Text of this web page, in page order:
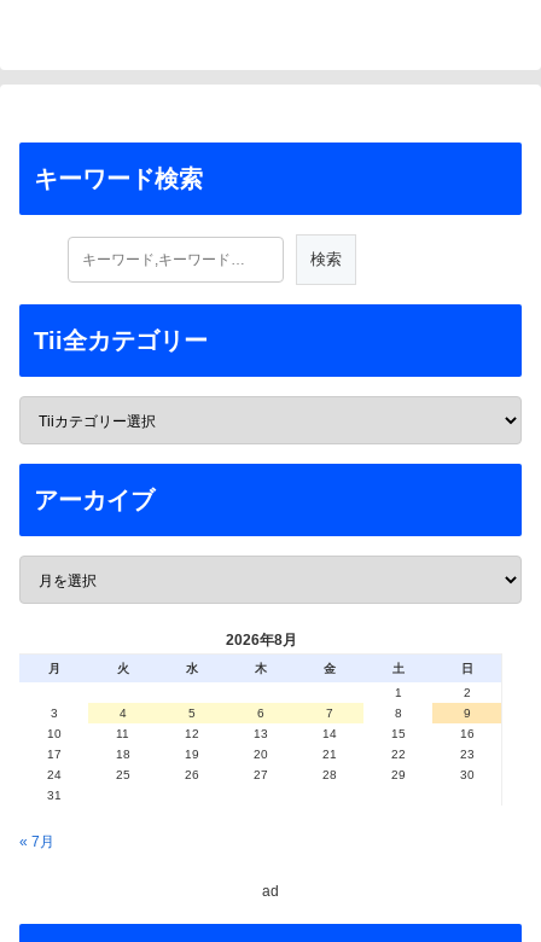
キーワード検索
Tii全カテゴリー
アーカイブ
2026年8月
月 火 水 木 金 土
日
1
2
3
4 5 6 7 8
9
10
11 12 13 14 15
16
17
18 19 20 21 22
23
24
25 26 27 28 29
30
31
« 7月
ad